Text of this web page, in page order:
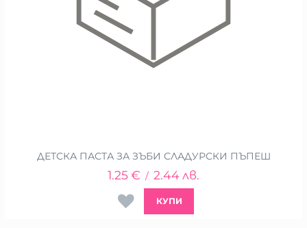
ДЕТСКА ПАСТА ЗА ЗЪБИ СЛАДУРСКИ ПЪПЕШ
1.25€ / 2.44лв.
КУПИ